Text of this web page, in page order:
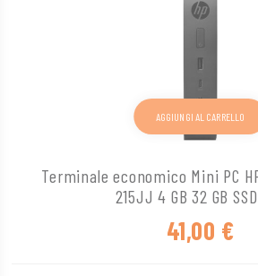
Terminale economico Mini PC
215JJ 4 GB 32 GB
41,00 €
AGGIUNGI AL CARRELLO